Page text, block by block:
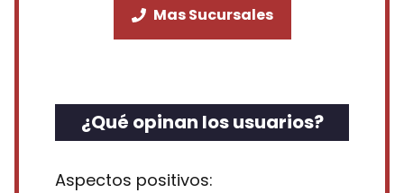
Mas Sucursales
¿Qué opinan los usuarios?
Aspectos positivos: